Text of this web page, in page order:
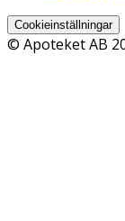
Cookieinställningar
© Apoteket AB